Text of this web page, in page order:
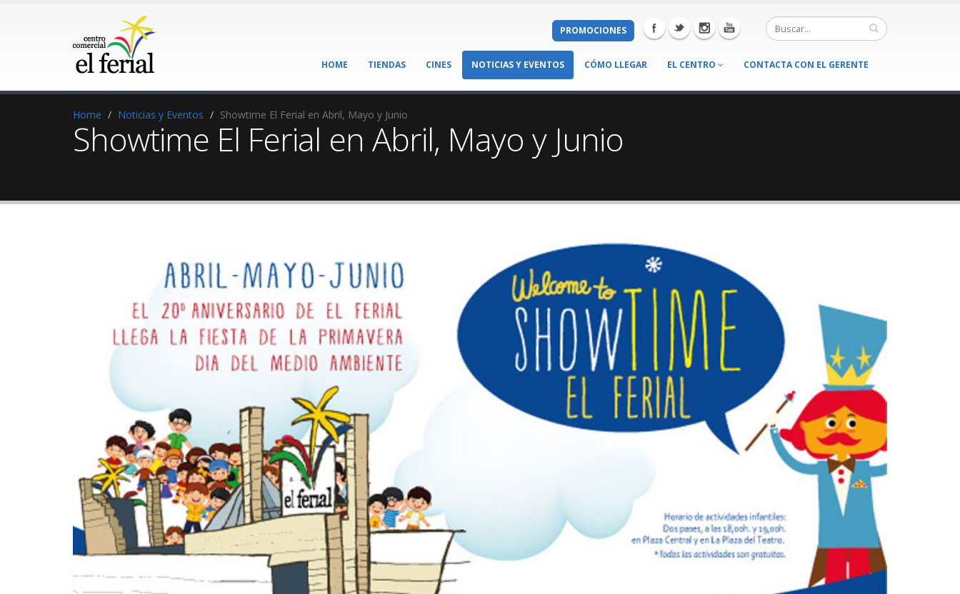
PROMOCIONES
HOME TIENDAS CINES NOTICIAS Y EVENTOS CÓMO LLEGAR EL CENTRO CONTACTA CON EL GERENTE
Home Noticias y Eventos Showtime El Ferial en Abril, Mayo y Junio
Showtime El Ferial en Abril, Mayo y Junio